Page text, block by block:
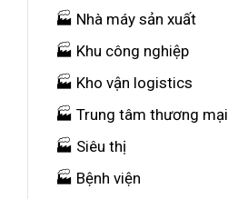
🏭 Nhà máy sản xuất
🏭 Khu công nghiệp
🏭 Kho vận logistics
🏭 Trung tâm thương mại
🏭 Siêu thị
🏭 Bệnh viện